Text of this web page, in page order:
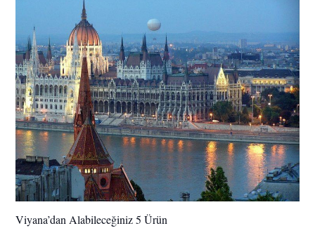
Viyana’dan Alabileceğiniz 5 Ürün